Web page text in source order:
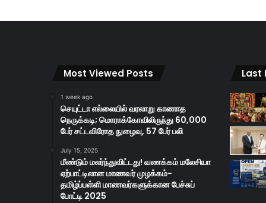
Most Viewed Posts
1 week ago
செயுட்டா எல்லையில் வரலாறு காணாத
நெருக்கடி; மொராக்கோவிலிருந்து 60,000
பேர் சட்டவிரோத நுழைவு, 57 பேர் பலி
July 15, 2025
மீண்டும் மலர்ந்துவிட்டது! வணக்கம் மலேசியா
ஏற்பாட்டிலான மாணவர் முழக்கம்-
தமிழ்ப்பள்ளி மாணவர்களுக்கான பேச்சுப்
போட்டி 2025
Last